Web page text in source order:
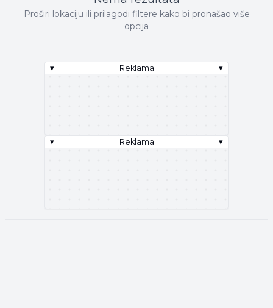
Proširi lokaciju ili prilagodi filtere kako bi pronašao više
opcija
▾ Reklama ▾
▾ Reklama ▾